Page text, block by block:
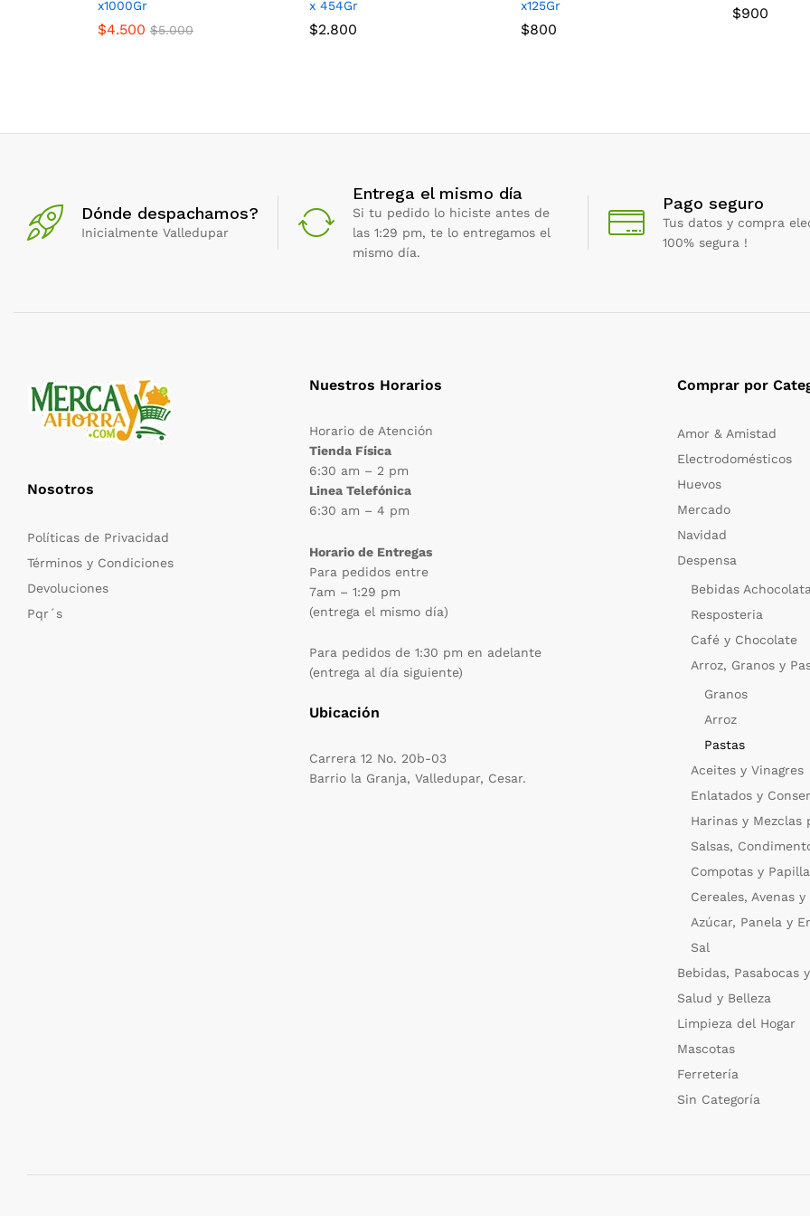
x1000Gr
$4.500 $5.000
x 454Gr
$2.800
x125Gr
$800
$900
Dónde despachamos?
Inicialmente Valledupar
Entrega el mismo día
Si tu pedido lo hiciste antes de
las 1:29 pm, te lo entregamos el
mismo día.
Pago seguro
Tus datos y compra
100% segura !
Nosotros
Políticas de Privacidad
Términos y Condiciones
Devoluciones
Pqr´s
Nuestros Horarios
Horario de Atención
Tienda Física
6:30 am – 2 pm
Linea Telefónica
6:30 am – 4 pm
Horario de Entregas
Para pedidos entre
7am – 1:29 pm
(entrega el mismo día)
Para pedidos de 1:30 pm en adelante
(entrega al día siguiente)
Ubicación
Carrera 12 No. 20b-03
Barrio la Granja, Valledupar, Cesar.
Comprar por
Amor & Amistad
Electrodomésticos
Huevos
Mercado
Navidad
Despensa
Bebidas
Resposteria
Café y Chocolate
Arroz, Granos y
Granos
Arroz
Pastas
Aceites y Vinagres
Enlatados y
Harinas y Mezclas
Salsas,
Compotas y
Cereales, Avenas y
Azúcar, Panela y
Sal
Bebidas, Pasabocas
Salud y Belleza
Limpieza del Hogar
Mascotas
Ferretería
Sin Categoría